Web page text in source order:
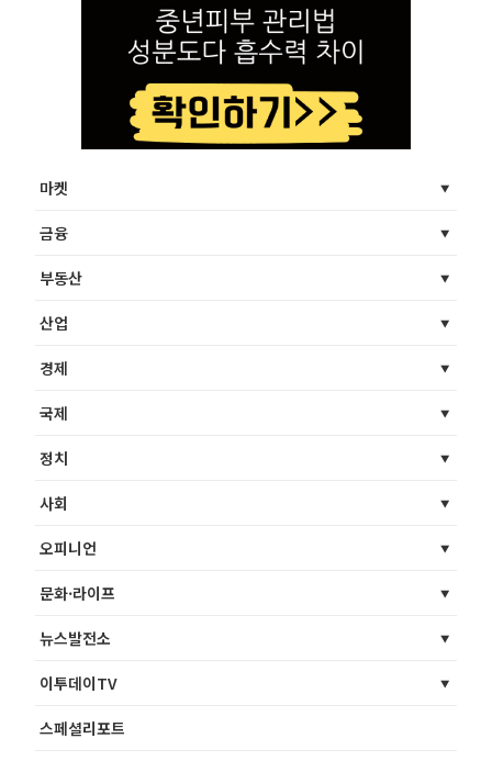
마켓
금융
부동산
산업
경제
국제
정치
사회
오피니언
문화·라이프
뉴스발전소
이투데이TV
스페셜리포트